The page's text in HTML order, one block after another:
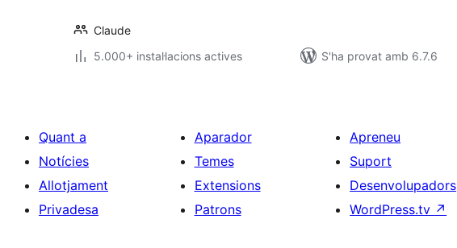
Claude
5.000+ instal·lacions actives
S'ha provat amb 6.7.6
Quant a
Notícies
Allotjament
Privadesa
Aparador
Temes
Extensions
Patrons
Apreneu
Suport
Desenvolupadors
WordPress.tv ↗